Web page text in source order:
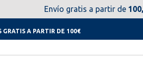
11 al 23 de agosto no estaremos
GRATIS A PARTIR DE 100€
Envío gratis a partir de